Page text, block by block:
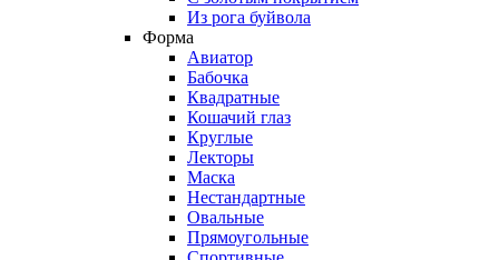
Из рога буйвола
Форма
Авиатор
Бабочка
Квадратные
Кошачий глаз
Круглые
Лекторы
Маска
Нестандартные
Овальные
Прямоугольные